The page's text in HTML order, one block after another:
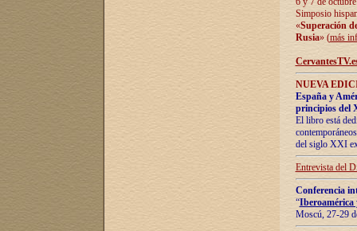
Simposio
«Superación
Rusia» (más
NUEVA
España y
principios del
El libro está
del siglo XXI
Entrevista del
Conferencia
“Iberoamérica
Moscú, 27-29